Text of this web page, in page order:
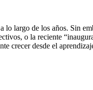
largo de los años. Sin
o la reciente
crecer desde el